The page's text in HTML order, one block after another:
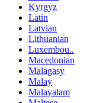
Kyrgyz
Latin
Latvian
Lithuanian
Luxembou..
Macedonian
Malagasy
Malay
Malayalam